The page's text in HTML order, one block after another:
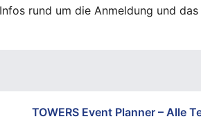
Infos rund um die Anmeldung und
TOWERS Event Planner – Alle